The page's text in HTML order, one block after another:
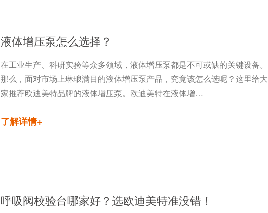
液体增压泵怎么选择？
在工业生产、科研实验等众多领域，液体增压泵都是不可或缺的关键设备。
那么，面对市场上琳琅满目的液体增压泵产品，究竟该怎么选呢？这里给大
家推荐欧迪美特品牌的液体增压泵。欧迪美特在液体增…
了解详情+
呼吸阀校验台哪家好？选欧迪美特准没错！